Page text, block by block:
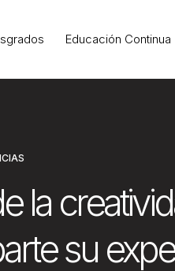
Educación Continua
la
su